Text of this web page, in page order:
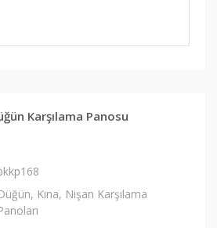
Karşılama Panosu
Kına, Nişan Karşılama